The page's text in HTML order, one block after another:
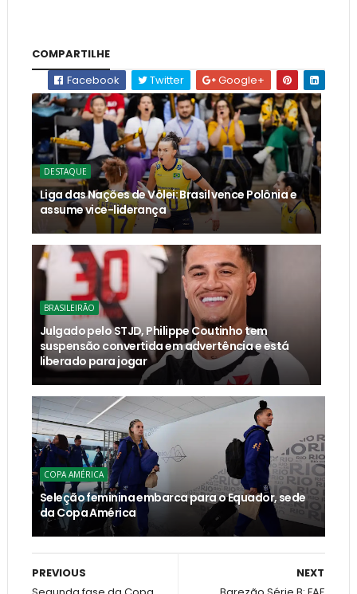
COMPARTILHE
Facebook
Twitter Google+
DESTAQUE
Liga das Nações de Vôlei: Brasil vence Polônia e
assume vice-liderança
BRASILEIRÃO
Julgado pelo STJD, Philippe Coutinho tem
suspensão convertida em advertência e está
liberado para jogar
COPA AMÉRICA
Seleção feminina embarca para o Equador, sede
da Copa América
NEXT
PREVIOUS